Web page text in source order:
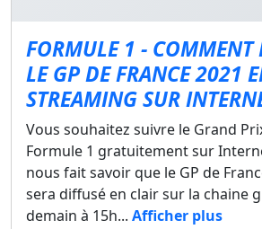
FORMULE 1 - COMMENT
LE GP DE FRANCE 2021
STREAMING SUR
Vous souhaitez suivre le Grand
Formule 1 gratuitement sur
nous fait savoir que le GP de
sera diffusé en clair sur la chaine
demain à 15h... Afficher plus